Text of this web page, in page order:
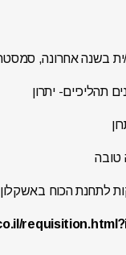
בשנה אחרונה, סמסטר
תהליכיים- יתרון
טובה